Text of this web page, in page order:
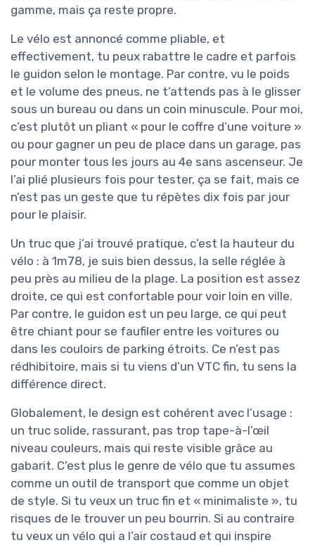
gamme, mais ça reste propre.
Le vélo est annoncé comme pliable, et
effectivement, tu peux rabattre le cadre et parfois
le guidon selon le montage. Par contre, vu le poids
et le volume des pneus, ne t’attends pas à le glisser
sous un bureau ou dans un coin minuscule. Pour moi,
c’est plutôt un pliant « pour le coffre d’une voiture »
ou pour gagner un peu de place dans un garage, pas
pour monter tous les jours au 4e sans ascenseur. Je
l’ai plié plusieurs fois pour tester, ça se fait, mais ce
n’est pas un geste que tu répètes dix fois par jour
pour le plaisir.
Un truc que j’ai trouvé pratique, c’est la hauteur du
vélo : à 1m78, je suis bien dessus, la selle réglée à
peu près au milieu de la plage. La position est assez
droite, ce qui est confortable pour voir loin en ville.
Par contre, le guidon est un peu large, ce qui peut
être chiant pour se faufiler entre les voitures ou
dans les couloirs de parking étroits. Ce n’est pas
rédhibitoire, mais si tu viens d’un VTC fin, tu sens la
différence direct.
Globalement, le design est cohérent avec l’usage :
un truc solide, rassurant, pas trop tape-à-l’œil
niveau couleurs, mais qui reste visible grâce au
gabarit. C’est plus le genre de vélo que tu assumes
comme un outil de transport que comme un objet
de style. Si tu veux un truc fin et « minimaliste », tu
risques de le trouver un peu bourrin. Si au contraire
tu veux un vélo qui a l’air costaud et qui inspire